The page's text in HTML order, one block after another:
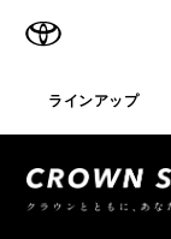
ラインアップ